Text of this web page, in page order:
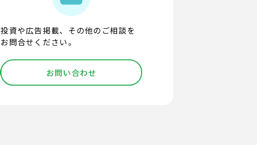
投資や広告掲載、その他のご相談を
お問合せください。
お問い合わせ